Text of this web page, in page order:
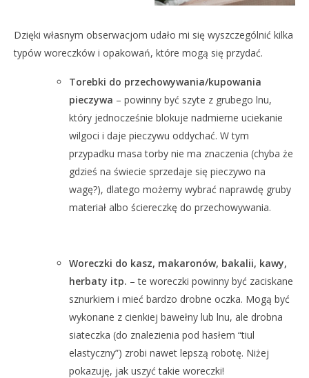
Dzięki własnym obserwacjom udało mi się wyszczególnić kilka
typów woreczków i opakowań, które mogą się przydać.
Torebki do przechowywania/kupowania
pieczywa – powinny być szyte z grubego lnu,
który jednocześnie blokuje nadmierne uciekanie
wilgoci i daje pieczywu oddychać. W tym
przypadku masa torby nie ma znaczenia (chyba że
gdzieś na świecie sprzedaje się pieczywo na
wagę?), dlatego możemy wybrać naprawdę gruby
materiał albo ściereczkę do przechowywania.
Woreczki do kasz, makaronów, bakalii, kawy,
herbaty itp. – te woreczki powinny być zaciskane
sznurkiem i mieć bardzo drobne oczka. Mogą być
wykonane z cienkiej bawełny lub lnu, ale drobna
siateczka (do znalezienia pod hasłem “tiul
elastyczny”) zrobi nawet lepszą robotę. Niżej
pokazuję, jak uszyć takie woreczki!